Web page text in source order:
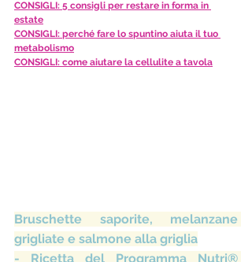
CONSIGLI: 5 consigli per restare in forma in
estate
CONSIGLI: perché fare lo spuntino aiuta il tuo
metabolismo
CONSIGLI: come aiutare la cellulite a tavola
Bruschette saporite, melanzane
grigliate e salmone alla griglia
- Ricetta del Programma Nutri®